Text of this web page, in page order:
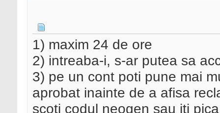
1) maxim 24 de ore
2) intreaba-i, s-ar putea sa
3) pe un cont poti pune mai
aprobat inainte de a afisa
scoti codul neogen sau iti